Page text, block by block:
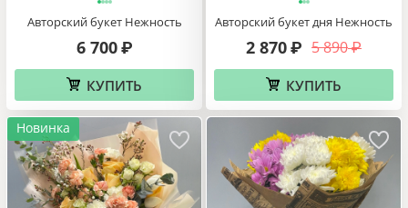
Авторский букет Нежность
6 700 ₽
КУПИТЬ
Авторский букет дня Нежность
5 890 ₽
2 870₽
КУПИТЬ
Новинка